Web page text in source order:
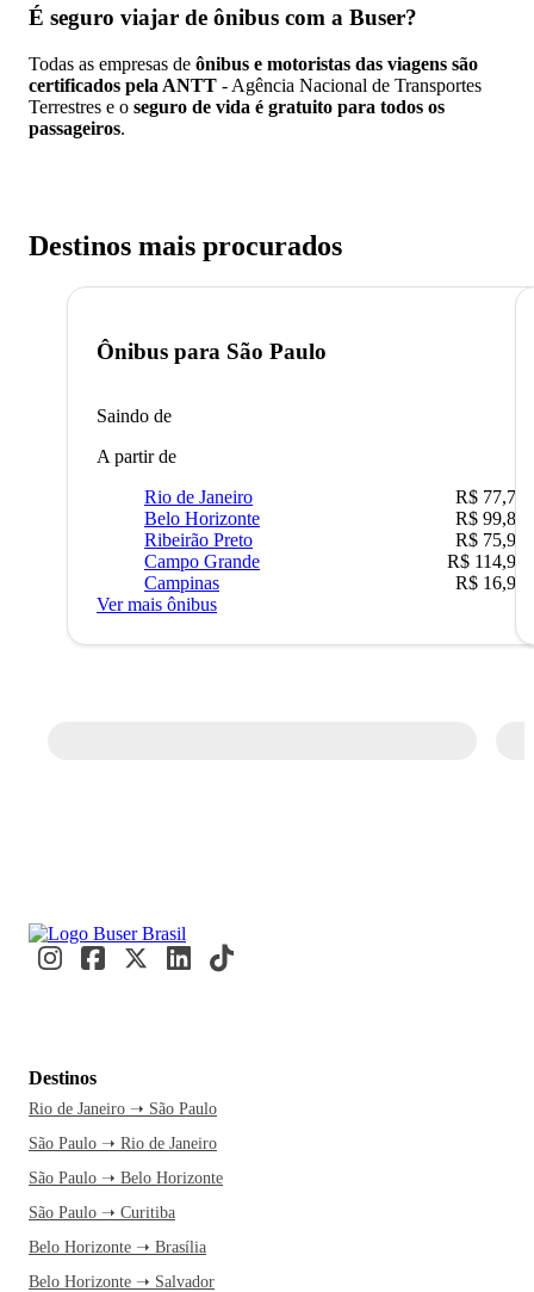
É seguro viajar de ônibus com a Buser?
Todas as empresas de ônibus e motoristas das viagens são
certificados pela ANTT - Agência Nacional de Transportes
Terrestres e o seguro de vida é gratuito para todos os
passageiros.
Destinos mais procurados
Ônibus para São Paulo
Saindo de
A partir de
Rio de Janeiro
R$ 77,70
Belo Horizonte
R$ 99,89
Ribeirão Preto
R$ 75,90
Campo Grande
R$ 114,90
Campinas
R$ 16,90
Ver mais ônibus
Destinos
Rio de Janeiro ➝ São Paulo
São Paulo ➝ Rio de Janeiro
São Paulo ➝ Belo Horizonte
São Paulo ➝ Curitiba
Belo Horizonte ➝ Brasília
Belo Horizonte ➝ Salvador